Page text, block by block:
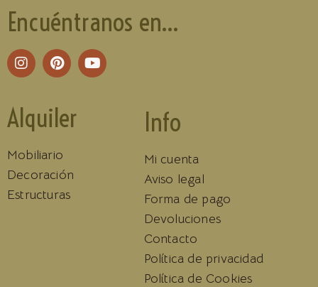
Encuéntranos en...
Alquiler
Mobiliario
Decoración
Estructuras
Info
Mi cuenta
Aviso legal
Forma de pago
Devoluciones
Contacto
Política de privacidad
Política de Cookies